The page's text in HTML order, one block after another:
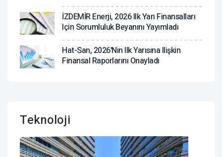
İZDEMİR Enerji, 2026 Ilk Yarı Finansalları
Için Sorumluluk Beyanını Yayımladı
Hat-San, 2026'nın Ilk Yarısına Ilişkin
Finansal Raporlarını Onayladı
Teknoloji